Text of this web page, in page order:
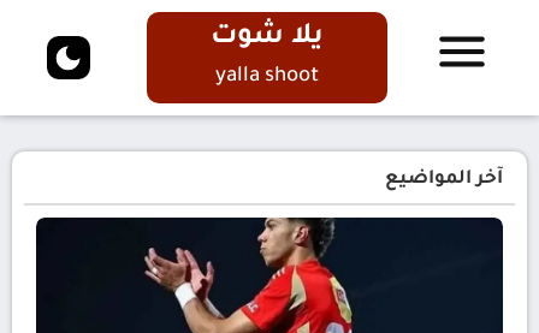
يلا شوت
yalla shoot
آخر المواضيع